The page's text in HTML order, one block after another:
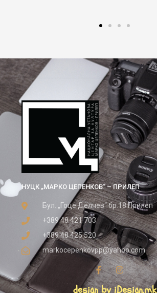
НУЦК „МАРКО ЦЕПЕНКОВ“ – ПРИЛЕП
Бул. „Гоце Делчев“ бр.18 Прилеп
+389 48 421 703
+389 48 425 520
markocepenkovpp@yahoo.com
design by iDesign.mk